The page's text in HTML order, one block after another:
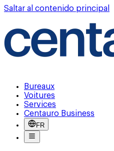
Saltar al contenido principal
Bureaux
Voitures
Services
Centauro Business
FR